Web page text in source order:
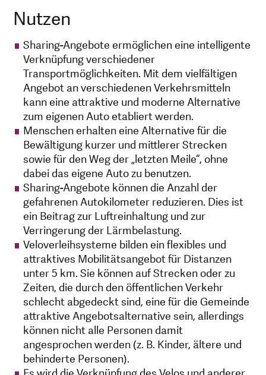
Nutzen
Sharing-Angebote ermöglichen eine intelligente
Verknüpfung verschiedener
Transportmöglichkeiten. Mit dem vielfältigen
Angebot an verschiedenen Verkehrsmitteln
kann eine attraktive und moderne Alternative
zum eigenen Auto etabliert werden.
Menschen erhalten eine Alternative für die
Bewältigung kurzer und mittlerer Strecken
sowie für den Weg der „letzten Meile“, ohne
dabei das eigene Auto zu benutzen.
Sharing-Angebote können die Anzahl der
gefahrenen Autokilometer reduzieren. Dies ist
ein Beitrag zur Luftreinhaltung und zur
Verringerung der Lärmbelastung.
Veloverleihsysteme bilden ein flexibles und
attraktives Mobilitätsangebot für Distanzen
unter 5 km. Sie können auf Strecken oder zu
Zeiten, die durch den öffentlichen Verkehr
schlecht abgedeckt sind, eine für die Gemeinde
attraktive Angebotsalternative sein, allerdings
können nicht alle Personen damit
angesprochen werden (z. B. Kinder, ältere und
behinderte Personen).